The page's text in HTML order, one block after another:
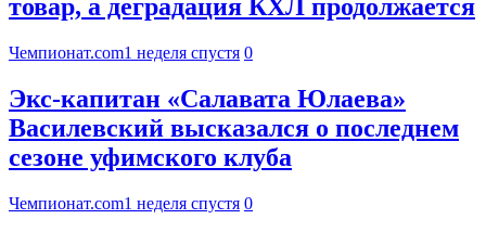
товар, а деградация КХЛ продолжается
Чемпионат.com1 неделя спустя 0
Экс-капитан «Салавата Юлаева»
Василевский высказался о последнем
сезоне уфимского клуба
Чемпионат.com1 неделя спустя 0